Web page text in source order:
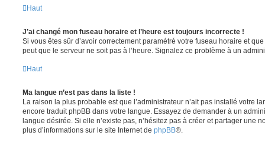
Haut
J’ai changé mon fuseau horaire et l’heure est toujours incorrecte !
Si vous êtes sûr d’avoir correctement paramétré votre fuseau horaire et
peut que le serveur ne soit pas à l’heure. Signalez ce problème à un
Haut
Ma langue n’est pas dans la liste !
La raison la plus probable est que l’administrateur n’ait pas installé votre
encore traduit phpBB dans votre langue. Essayez de demander à un
langue désirée. Si elle n’existe pas, n’hésitez pas à créer et partager une
plus d’informations sur le site Internet de phpBB®.